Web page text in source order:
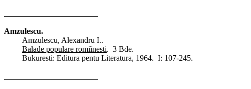
Amzulescu.
Amzulescu, Alexandru I..
Balade populare romiînesti. 3 Bde.
Bukuresti: Editura pentu Literatura, 1964. I: 107-245.